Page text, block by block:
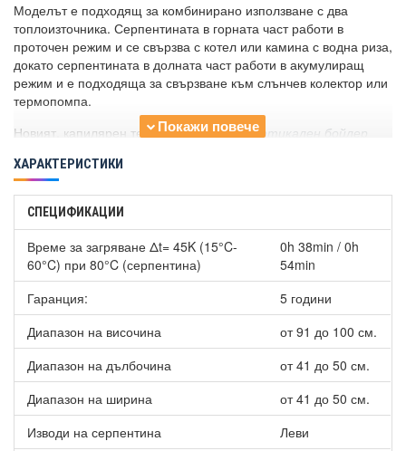
Моделът е подходящ за комбинирано използване с два
топлоизточника. Серпентината в горната част работи в
проточен режим и се свързва с котел или камина с водна риза,
докато серпентината в долната част работи в акумулиращ
режим и е подходяща за свързване към слънчев колектор или
термопомпа.
Новият, капилярен термостат, с койтоВертикален бойлер
разполага се характеризира с:
Прецизно отчитане на температурата.
Минимално отклонение +/- 3°C.
Спомага за не толкова резки разлики в температурата в
горната и долната част на бойлера при често ползване
Моделът разполага свграден TURBOLATOR, който
представлява конструкция, покриваща цялата дължина на
серпентинните елементи, с определени отвори,
предназначени да разбиват линейния поток на циркулиращия
флуид в самата серпентина. Това позволява по-пълноценно
усвояване на енергията на вътрешните температурни слоеве
на флуида, отделена при сблъсъка на целия поток със
стените на серпентините.
ХАРАКТЕРИСТИКИ
СПЕЦИФИКАЦИИ
Време за загряване Δt= 45K (15°C-
60°C) при 80°C (серпентина)
0h 38min / 0h
54min
Гаранция:
5 години
Диапазон на височина
от 91 до 100 см.
Диапазон на дълбочина
от 41 до 50 см.
Диапазон на ширина
от 41 до 50 см.
Изводи на серпентина
Леви